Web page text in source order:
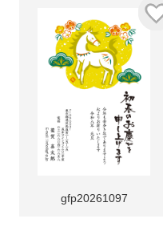
gfp20261097